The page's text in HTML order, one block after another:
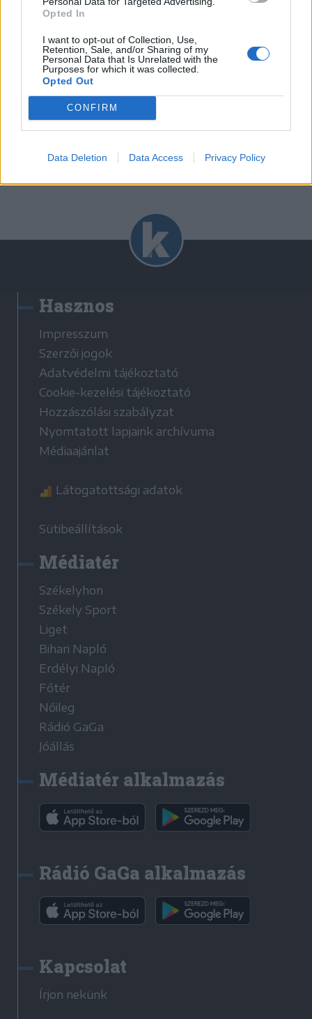
Opted In
I want to opt-out of Collection, Use,
Retention, Sale, and/or Sharing of my
Personal Data that Is Unrelated with the
Purposes for which it was collected.
Opted Out
CONFIRM
Data Deletion Data Access Privacy Policy
2023. március 04., szombat
Kolozsváron: nagy kihívást jelent a
gazdák átállása a környezetkímélő
gazdálkodásra
Hasznos
Impresszum
Szerzői jogok
Adatvédelmi tájékoztató
Cookie-kezelési tájékoztató
Hozzászólási szabályzat
Nyomtatott lapjaink archívuma
Médiaajánlat
Látogatottsági adatok
Sütibeállítások
Médiatér
Székelyhon
Székely Sport
Liget
Bihari Napló
Erdélyi Napló
Főtér
Nőileg
Rádió GaGa
Jóállás
Médiatér alkalmazás
Rádió GaGa alkalmazás
Kapcsolat
Írjon nekünk